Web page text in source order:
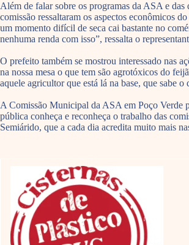
Além de falar sobre os programas da ASA e
comissão ressaltaram os aspectos econômicos
um momento difícil de seca cai bastante no
nenhuma renda com isso”, ressalta o
O prefeito também se mostrou interessado nas
na nossa mesa o que tem são agrotóxicos do
aquele agricultor que está lá na base, que sabe
A Comissão Municipal da ASA em Poço Verde
pública conheça e reconheça o trabalho das
Semiárido, que a cada dia acredita muito mais